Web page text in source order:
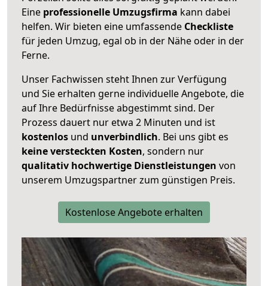
Eine professionelle Umzugsfirma kann dabei
helfen. Wir bieten eine umfassende Checkliste
für jeden Umzug, egal ob in der Nähe oder in der
Ferne.
Unser Fachwissen steht Ihnen zur Verfügung
und Sie erhalten gerne individuelle Angebote, die
auf Ihre Bedürfnisse abgestimmt sind. Der
Prozess dauert nur etwa 2 Minuten und ist
kostenlos und unverbindlich. Bei uns gibt es
keine versteckten Kosten, sondern nur
qualitativ hochwertige Dienstleistungen von
unserem Umzugspartner zum günstigen Preis.
Kostenlose Angebote erhalten